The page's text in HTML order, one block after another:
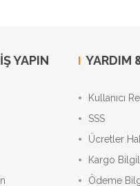
YAPIN YARDIM
Kullanıcı
SSS
Ücretler
Kargo
Ödeme